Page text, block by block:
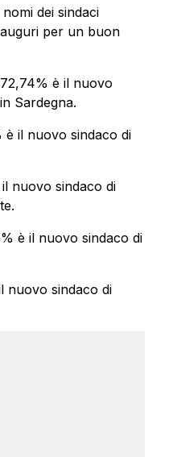
dei sindaci
per un buon
è il nuovo
Sardegna.
è il nuovo sindaco di
nuovo sindaco di
è il nuovo sindaco di
nuovo sindaco di